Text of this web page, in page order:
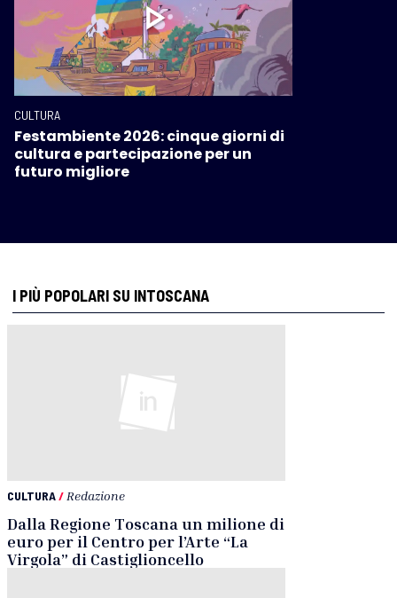
CULTURA
Festambiente 2026: cinque giorni di
cultura e partecipazione per un
futuro migliore
I PIÙ POPOLARI SU INTOSCANA
CULTURA/ Redazione
Dalla Regione Toscana un milione di
euro per il Centro per l’Arte “La
Virgola” di Castiglioncello